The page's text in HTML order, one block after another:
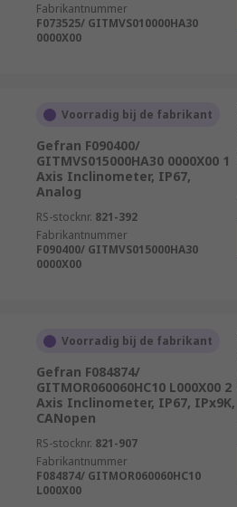
Fabrikantnummer
F073525/ GITMVS010000HA30
0000X00
Voorradig bij de fabrikant
Gefran F090400/
GITMVS015000HA30 0000X00 1
Axis Inclinometer, IP67,
Analog
RS-stocknr. 821-392
Fabrikantnummer
F090400/ GITMVS015000HA30
0000X00
Voorradig bij de fabrikant
Gefran F084874/
GITMOR060060HC10 L000X00 2
Axis Inclinometer, IP67, IPx9K,
CANopen
RS-stocknr. 821-907
Fabrikantnummer
F084874/ GITMOR060060HC10
L000X00